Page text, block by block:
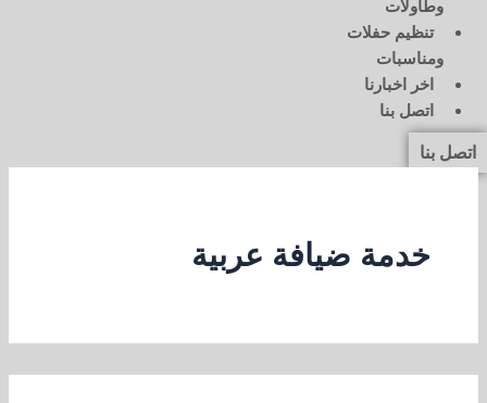
وطاولات
تنظيم حفلات
ومناسبات
اخر اخبارنا
اتصل بنا
اتصل بنا
خدمة ضيافة عربية